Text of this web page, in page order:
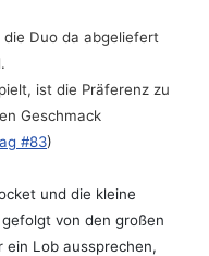
Duo da abgeliefert
ist die Präferenz zu
Geschmack
#83)
und die kleine
von den großen
ein Lob aussprechen,